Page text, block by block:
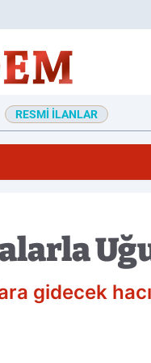
RESMI İLANLAR
gidecek